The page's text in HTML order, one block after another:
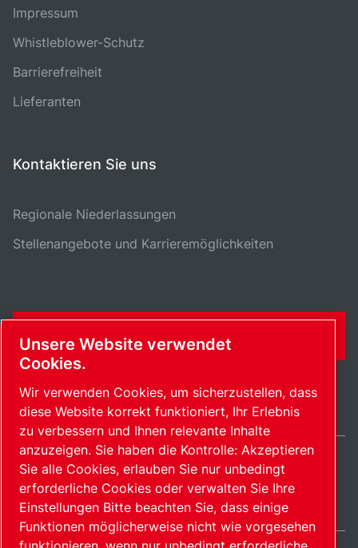
Impressum
Whistleblower-Schutz
Barrierefreiheit
Lieferanten
Kontaktieren Sie uns
Regionale Niederlassungen
Stellenangebote und Karrieremöglichkeiten
KONTAKTFORMULAR
SitemapCookies verwalten© 2026 Copyright.
Germany / DE
Unsere Website verwendet
Cookies.
Wir verwenden Cookies, um sicherzustellen, dass
diese Website korrekt funktioniert, Ihr Erlebnis
zu verbessern und Ihnen relevante Inhalte
anzuzeigen. Sie haben die Kontrolle: Akzeptieren
Sie alle Cookies, erlauben Sie nur unbedingt
erforderliche Cookies oder verwalten Sie Ihre
Einstellungen Bitte beachten Sie, dass einige
Funktionen möglicherweise nicht wie vorgesehen